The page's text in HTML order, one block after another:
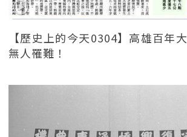
【歷史上的今天0304】高雄百
無人罹難！